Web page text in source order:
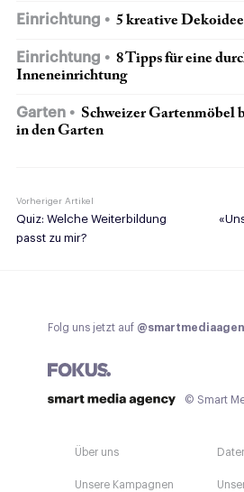
Einrichtung 5 kreative
Einrichtung
8 Tipps für eine
Inneneinrichtung
Garten
Schweizer Gartenmöbel
in den Garten
Vorheriger Artikel
Quiz: Welche Weiterbildung
passt zu mir?
Folg uns jetzt auf
© Smart
Über uns
Unsere Kampagnen